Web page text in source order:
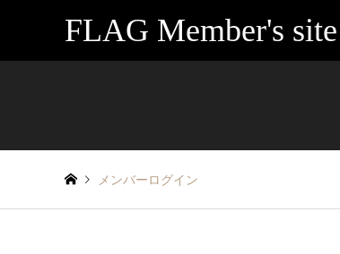
FLAG Member's site
メンバーログイン